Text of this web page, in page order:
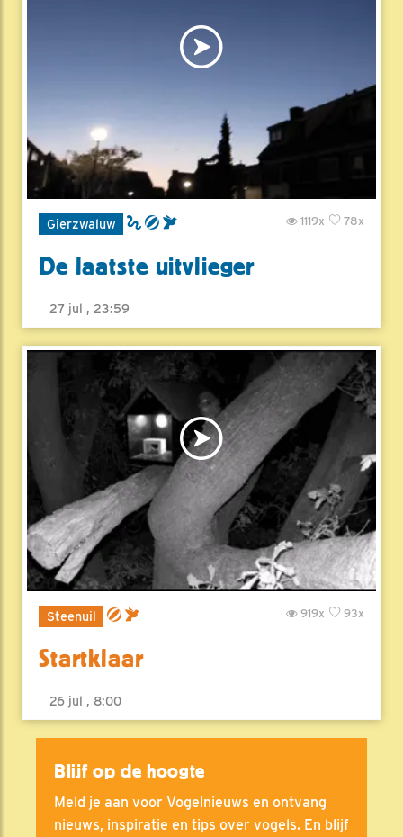
Gierzwaluw 78x
1119x
De laatste uitvlieger
27 jul , 23:59
Steenuil 93x
919x
Startklaar
26 jul , 8:00
Blijf op de hoogte
Meld je aan voor Vogelnieuws en ontvang
nieuws, inspiratie en tips over vogels. En blijf